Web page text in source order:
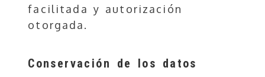
facilitada y autorización
otorgada.
Conservación de los datos